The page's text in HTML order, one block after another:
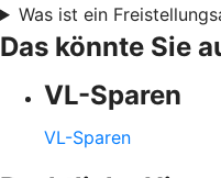
Was ist ein
Das könnte Sie
VL-Sparen
VL-Sparen